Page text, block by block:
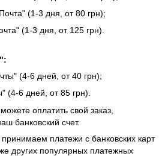
(1-3 дня, от 80 грн);
(1-3 дня, от 125 грн).
(4-6 дней, от 40 грн);
(4-6 дней, от 85 грн).
оплатить свой заказ,
банковский счет.
платежи с банковских карт
других популярных платежных